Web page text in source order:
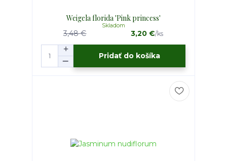
Weigela florida 'Pink princess'
3,48 € 3,20 €/ks
Skladom
Pridať do košíka